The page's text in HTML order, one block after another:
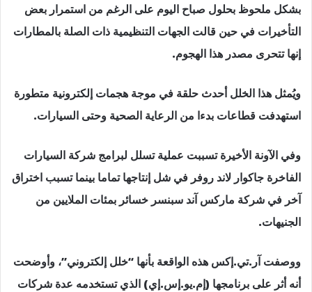
بشكل ملحوظ بحلول صباح اليوم على الرغم من استمرار بعض
التأخيرات في حين قالت الجهات التنظيمية ذات الصلة بالمطارات
إنها تتحرى مصدر هذا الهجوم.
ويُمثل هذا الخلل أحدث حلقة في موجة هجمات إلكترونية متطورة
استهدفت قطاعات بدءا من الرعاية الصحية وحتى السيارات.
وفي الآونة الأخيرة تسببت عملية تسلل لبرامج شركة السيارات
الفاخرة جاكوار لاند روفر في شل إنتاجها تماما بينما تسبب اختراق
آخر في شركة ماركس آند سبنسر خسائر بمئات الملايين من
الجنيهات.
ووصفت آر.تي.إكس هذه الواقعة بأنها “خلل إلكتروني”، وأوضحت
أنه أثر على برنامجها (إم.يو.إس.إي) الذي تستخدمه عدة شركات